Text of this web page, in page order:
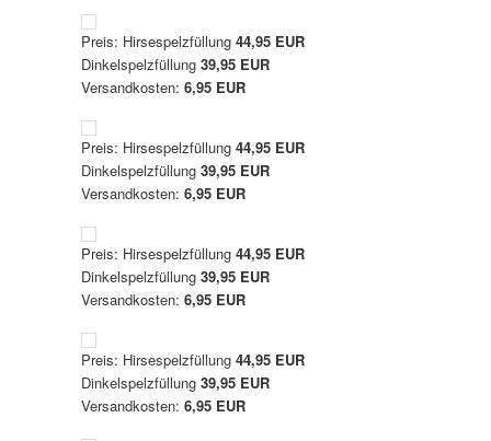
Preis: Hirsespelzfüllung44,95 EUR
Dinkelspelzfüllung39,95 EUR
Versandkosten:6,95 EUR
Preis: Hirsespelzfüllung44,95 EUR
Dinkelspelzfüllung39,95 EUR
Versandkosten:6,95 EUR
Preis: Hirsespelzfüllung44,95 EUR
Dinkelspelzfüllung39,95 EUR
Versandkosten:6,95 EUR
Preis: Hirsespelzfüllung44,95 EUR
Dinkelspelzfüllung39,95 EUR
Versandkosten:6,95 EUR